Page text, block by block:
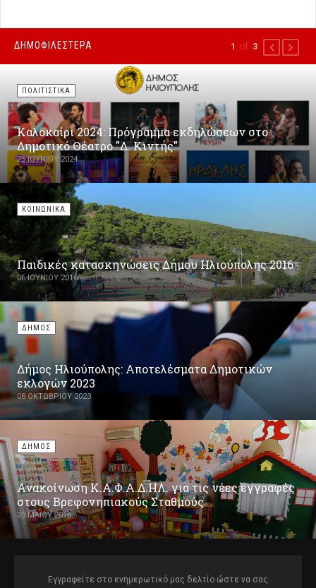
ΔΗΜΟΦΙΛΕΣΤΕΡΑ
ΠΟΛΙΤΙΣΤΙΚΑ
Καλοκαίρι 2024: Πρόγραμμα εκδηλώσεων στο
Δημοτικό Θέατρο "Δ. Κιντής"
25 ΙΟΥΝΊΟΥ 2024
ΚΟΙΝΩΝΙΚΑ
Παιδικές κατασκηνώσεις Δήμου Ηλιούπολης 2016
06 ΙΟΥΝΊΟΥ 2016
ΔΗΜΟΣ
Δήμος Ηλιούπολης: Αποτελέσματα Δημοτικών
εκλογών 2023
08 ΟΚΤΩΒΡΊΟΥ 2023
ΔΗΜΟΣ
Ανακοίνωση Κ.Α.Φ.Α.Δ.ΗΛ. για τις νέες εγγραφές
στους Βρεφονηπιακούς Σταθμούς
29 ΜΑΪ́ΟΥ 2016
1 of 3 PREVIOUS
NEXT
Εγγραφείτε στο ενημερωτικό μας δελτίο ώστε να σας